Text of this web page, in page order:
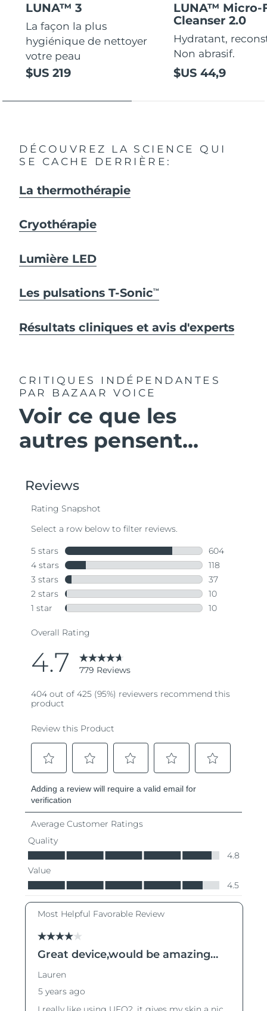
LUNA™ 3
La façon la plus
hygiénique de nettoyer
votre peau
$US 219
LUNA™ Micro-
Cleanser 2.0
Hydratant,
Non abrasif.
$US 44,9
DÉCOUVREZ LA SCIENCE QUI
SE CACHE DERRIÈRE:
La thermothérapie
Cryothérapie
Lumière LED
Les pulsations T-SonicTM
Résultats cliniques et avis d'experts
CRITIQUES INDÉPENDANTES
PAR BAZAAR VOICE
Voir ce que les
autres pensent...